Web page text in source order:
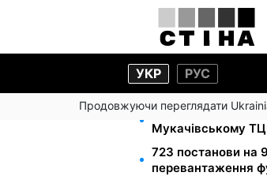
УКР РУС
Продовжуючи переглядати
1500 списаних,
Мукачівському
723 постанови на
перевантаження